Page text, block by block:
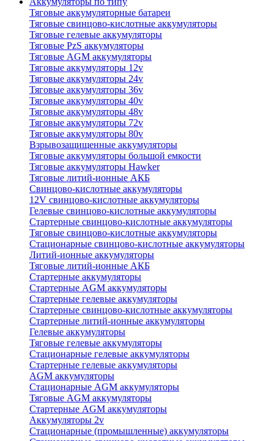
Тяговые аккумуляторные батареи
Тяговые свинцово-кислотные аккумуляторы
Тяговые гелевые аккумуляторы
Тяговые PzS аккумуляторы
Тяговые AGM аккумуляторы
Тяговые аккумуляторы 12v
Тяговые аккумуляторы 24v
Тяговые аккумуляторы 36v
Тяговые аккумуляторы 40v
Тяговые аккумуляторы 48v
Тяговые аккумуляторы 72v
Тяговые аккумуляторы 80v
Взрывозащищенные аккумуляторы
Тяговые аккумуляторы большой емкости
Тяговые аккумуляторы Hawker
Тяговые литий-ионные АКБ
Свинцово-кислотные аккумуляторы
12V свинцово-кислотные аккумуляторы
Гелевые свинцово-кислотные аккумуляторы
Стартерные свинцово-кислотные аккумуляторы
Тяговые свинцово-кислотные аккумуляторы
Стационарные свинцово-кислотные аккумуляторы
Литий-ионные аккумуляторы
Тяговые литий-ионные АКБ
Стартерные аккумуляторы
Стартерные AGM аккумуляторы
Стартерные гелевые аккумуляторы
Стартерные свинцово-кислотные аккумуляторы
Стартерные литий-ионные аккумуляторы
Гелевые аккумуляторы
Тяговые гелевые аккумуляторы
Стационарные гелевые аккумуляторы
Стартерные гелевые аккумуляторы
AGM аккумуляторы
Стационарные AGM аккумуляторы
Тяговые AGM аккумуляторы
Стартерные AGM аккумуляторы
Аккумуляторы 2v
Стационарные (промышленные) аккумуляторы